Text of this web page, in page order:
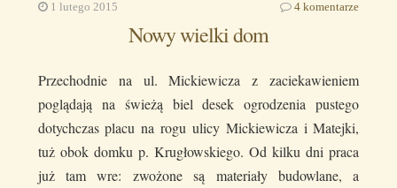
1 lutego 2015 4 komentarze
Nowy wielki dom
Przechodnie na ul. Mickiewicza z zaciekawieniem
poglądają na świeżą biel desek ogrodzenia pustego
dotychczas placu na rogu ulicy Mickiewicza i Matejki,
tuż obok domku p. Krugłowskiego. Od kilku dni praca
już tam wre: zwożone są materiały budowlane, a